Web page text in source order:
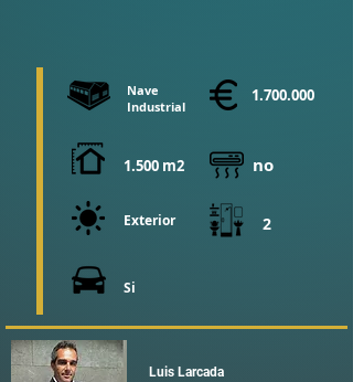
Nave
Industrial
1.700.000
1.500 m2 no
Exterior 2
Si
Luis Larcada